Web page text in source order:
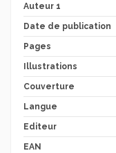
Auteur 1
Date de publication
Pages
Illustrations
Couverture
Langue
Editeur
EAN